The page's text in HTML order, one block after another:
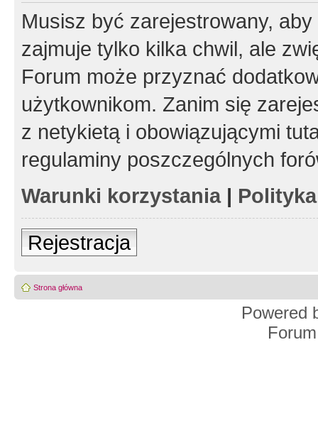
Musisz być zarejestrowany,
zajmuje tylko kilka chwil, ale
Forum może przyznać
użytkownikom. Zanim się
z netykietą i obowiązującymi
regulaminy poszczególnych
Warunki korzystania|
Rejestracja
Strona główna
Powered